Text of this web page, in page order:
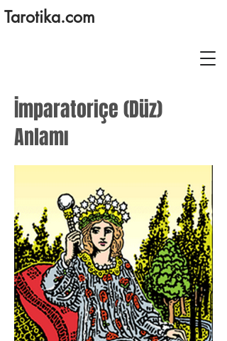
Tarotika.com
İmparatoriçe (Düz)
Anlamı